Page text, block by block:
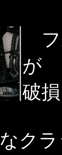
フ
が
破
ク